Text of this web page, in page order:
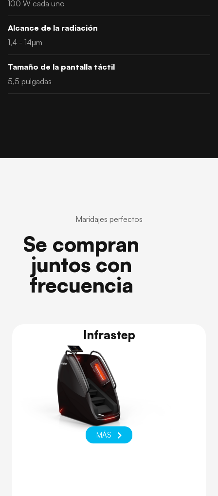
100 W cada uno
Alcance de la radiación
1,4 - 14μm
Tamaño de la pantalla táctil
5,5 pulgadas
Maridajes perfectos
Se compran
juntos con
frecuencia
Infrastep
MÁS